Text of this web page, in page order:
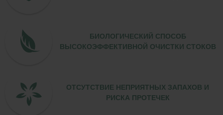
БИОЛОГИЧЕСКИЙ СПОСОБ
ВЫСОКОЭФФЕКТИВНОЙ ОЧИСТКИ СТОКОВ
ОТСУТСТВИЕ НЕПРИЯТНЫХ ЗАПАХОВ И
РИСКА ПРОТЕЧЕК